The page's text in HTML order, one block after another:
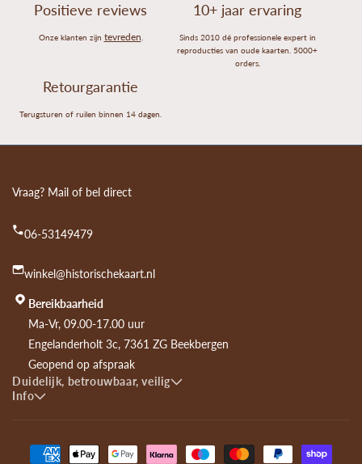
Positieve reviews
Onze klanten zijn tevreden
10+ jaar ervaring
Sinds 2010 dé professionele expert in
reproducties van oude kaarten. 5000+
orders.
Retourgarantie
Terugsturen of ruilen binnen 14 dagen.
Vraag? Mail of bel direct
06-53149479
winkel@historischekaart.nl
Bereikbaarheid
Ma-Vr, 09.00-17.00 uur
Engelanderholt 3c, 7361 ZG Beekbergen
Geopend op afspraak
Duidelijk, betrouwbaar, veilig
Info
Payment